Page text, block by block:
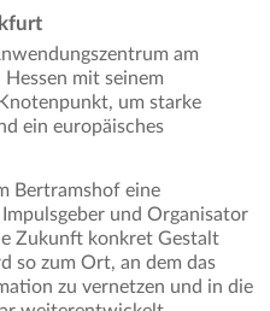
am
mit seinem
um starke
ein europäisches
Bertramshof eine
und Organisator
Zukunft konkret Gestalt
so zum Ort, an dem das
zu vernetzen und in die